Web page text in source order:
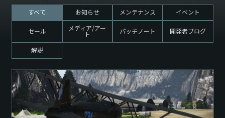
すべて お知らせ メンテナンス イベント
セール メディア/アー
ト パッチノート 開発者ブログ
解説